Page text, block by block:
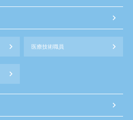
医療技術職員